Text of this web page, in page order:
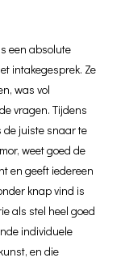
een absolute
intakegesprek. Ze
was vol
vragen. Tijdens
de juiste snaar te
weet goed de
en geeft iedereen
knap vind is
als stel heel goed
individuele
en die